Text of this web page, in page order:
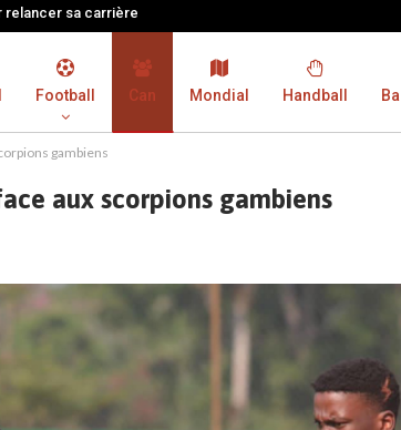
relancer sa carrière
Football Can Mondial Handball
gambiens
aux scorpions gambiens